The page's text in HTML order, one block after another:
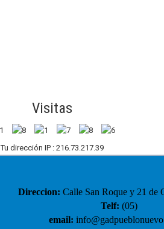
Visitas
Tu dirección IP : 216.73.217.39
Direccion: Calle San Roque y 21 de
Telf: (05)
email: